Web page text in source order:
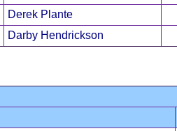
Derek Plante
Darby Hendrickson